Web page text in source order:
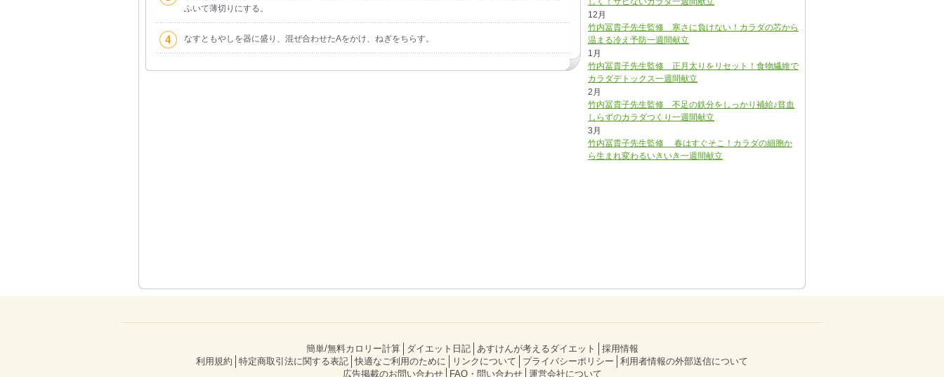
ふいて薄切りにする。
なすともやしを器に盛り、混ぜ合わせたAをかけ、ねぎをちらす。
12月
竹内冨貴子先生監修 寒さに負けない！カラダの芯から
温まる冷え予防一週間献立
1月
竹内冨貴子先生監修 正月太りをリセット！食物繊維で
カラダデトックス一週間献立
2月
竹内冨貴子先生監修 不足の鉄分をしっかり補給♪貧血
しらずのカラダつくり一週間献立
3月
竹内冨貴子先生監修 春はすぐそこ！カラダの細胞か
ら生まれ変わるいきいき一週間献立
簡単/無料カロリー計算 ダイエット日記 あすけんが考えるダイエット
採用情報
利用規約
特定商取引法に関する表記 快適なご利用のために リンクについて プライバシーポリシー
利用者情報の外部送信について
広告掲載のお問い合わせ
FAQ・問い合わせ 運営会社について